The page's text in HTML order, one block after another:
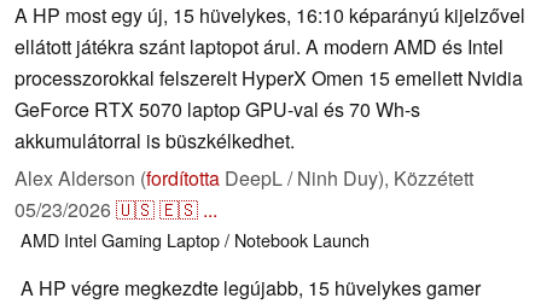
A HP most egy új, 15 hüvelykes, 16:10 képarányú kijelzővel
ellátott játékra szánt laptopot árul. A modern AMD és Intel
processzorokkal felszerelt HyperX Omen 15 emellett Nvidia
GeForce RTX 5070 laptop GPU-val és 70 Wh-s
akkumulátorral is büszkélkedhet.
Alex Alderson (fordította DeepL / Ninh Duy), Közzétett
05/23/2026🇺🇸🇪🇸 ...
AMD IntelGaming Laptop / Notebook Launch
A HP végre megkezdte legújabb, 15 hüvelykes gamer